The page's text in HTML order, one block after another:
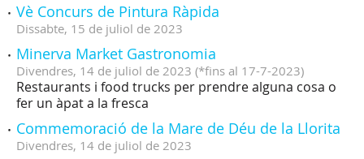
Vè Concurs de Pintura Ràpida
Dissabte, 15 de juliol de 2023
Minerva Market Gastronomia
Divendres, 14 de juliol de 2023 (*fins al 17-7-2023)
Restaurants i food trucks per prendre alguna cosa o
fer un àpat a la fresca
Commemoració de la Mare de Déu de la Llorita
Divendres, 14 de juliol de 2023